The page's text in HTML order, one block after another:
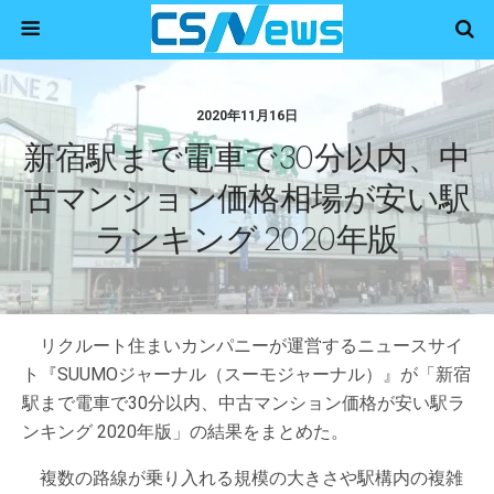
2020年11月16日
新宿駅まで電車で30分以内、中
古マンション価格相場が安い駅
ランキング 2020年版
リクルート住まいカンパニーが運営するニュースサイ
ト『SUUMOジャーナル（スーモジャーナル）』が「新宿
駅まで電車で30分以内、中古マンション価格が安い駅ラ
ンキング 2020年版」の結果をまとめた。
複数の路線が乗り入れる規模の大きさや駅構内の複雑